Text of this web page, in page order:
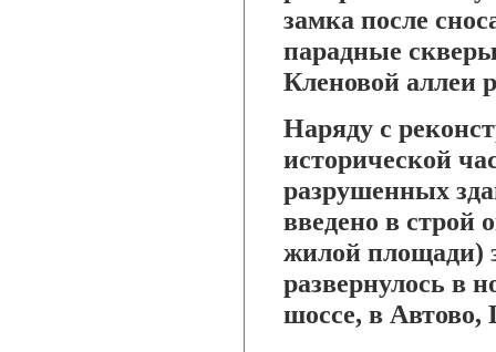
замка после
парадные
Кленовой аллеи
Наряду с
исторической
разрушенных
введено в строй
жилой площади)
развернулось в
шоссе, в